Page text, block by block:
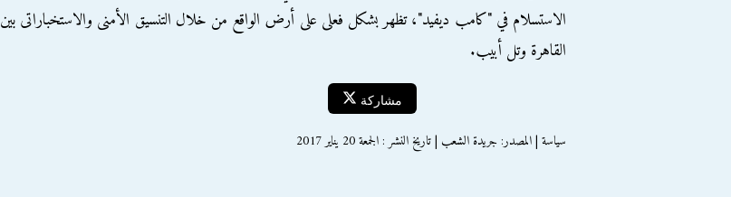
الاستسلام في "كامب ديفيد"، تظهر بشكل فعلى على أرض الواقع من خلال التنسيق الأمنى والاستخباراتى بين
القاهرة وتل أبيب.
مشاركة
سياسة | المصدر: جريدة الشعب | تاريخ النشر : الجمعة 20 يناير 2017